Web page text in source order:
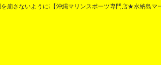
崩さないように❕【沖縄マリンスポーツ専門店★水納島マ